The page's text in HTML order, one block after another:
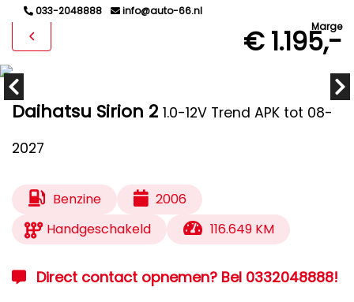
033-2048888
info@auto-66.nl
Marge
€ 1.195,-
Daihatsu Sirion 2 1.0-12V Trend APK tot 08-
2027
Benzine
2006
Handgeschakeld
116.649 KM
Direct contact opnemen? Bel 0332048888!